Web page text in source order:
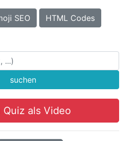
SEO HTML Codes
suchen
Quiz als Video